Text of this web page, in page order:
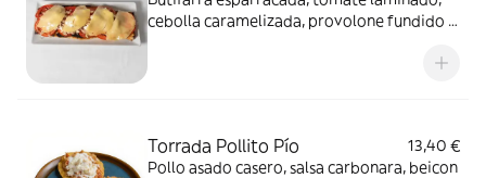
cebolla caramelizada, provolone fundido y
tostado al momento para que te las comas
Torrada Pollito Pío
13,40 €
Pollo asado casero, salsa carbonara, beicon